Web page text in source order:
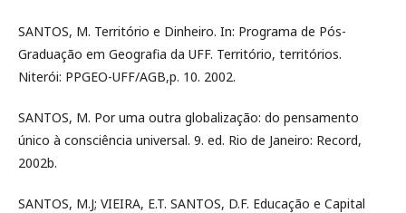
SANTOS, M. Território e Dinheiro. In: Programa de Pós-
Graduação em Geografia da UFF. Território, territórios.
Niterói: PPGEO-UFF/AGB,p. 10. 2002.
SANTOS, M. Por uma outra globalização: do pensamento
único à consciência universal. 9. ed. Rio de Janeiro: Record,
2002b.
SANTOS, M.J; VIEIRA, E.T. SANTOS, D.F. Educação e Capital